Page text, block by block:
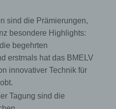
sind die Prämierungen,
besondere Highlights:
begehrten
erstmals hat das BMELV
innovativer Technik für
Tagung sind die
die Verarbeitung
in einer Weise, auf
Daten ohne
Informationen nicht
betroffenen Person
sofern diese
gesondert
technischen und
unterliegen, die
personenbezogenen
oder